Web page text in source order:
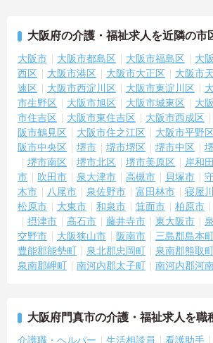
大阪府の介護・福祉求人を近隣の市
大阪市 大阪市都島区 大阪市福島区 大
西区
大阪市港区 大阪市大正区 大阪市
速区
大阪市西淀川区 大阪市東淀川区
市生野区
大阪市旭区 大阪市城東区 大
市住吉区
大阪市東住吉区 大阪市西成区
阪市鶴見区
大阪市住之江区 大阪市平野
阪市中央区
堺市 堺市堺区 堺市中区
堺市南区
堺市北区 堺市美原区 岸和
市
吹田市 泉大津市 高槻市 貝塚市
木市
八尾市 泉佐野市 富田林市 寝屋
松原市
大東市 和泉市 箕面市 柏原市
摂津市
高石市 藤井寺市 東大阪市
交野市
大阪狭山市 阪南市 三島郡島本
豊能郡能勢町
泉北郡忠岡町 泉南郡熊取
泉南郡岬町
南河内郡太子町 南河内郡河
大阪府門真市の介護・福祉求人を職
介護職・ヘルパー 生活相談員 看護助手